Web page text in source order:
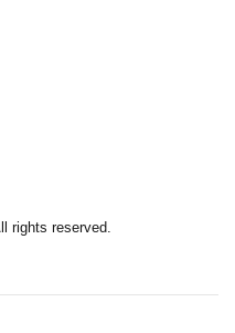
rights reserved.